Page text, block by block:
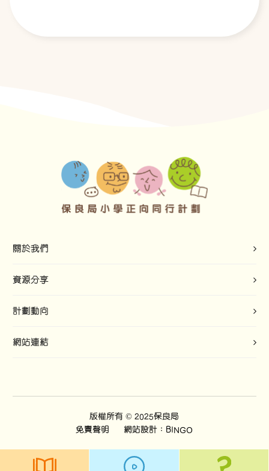
關於我們
資源分享
計劃動向
網站連結
版權所有 © 2025保良局
免責聲明
網站設計：BINGO